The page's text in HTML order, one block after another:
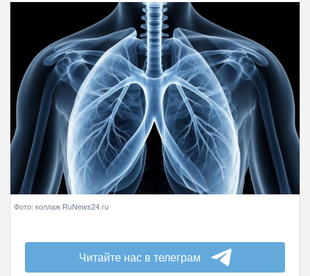
Фото: коллаж RuNews24.ru
Читайте нас в телеграм